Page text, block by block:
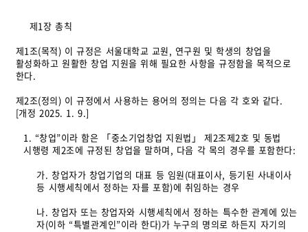
제1장 총칙
제1조(목적) 이 규정은 서울대학교 교원, 연구원 및 학생의 창업을
활성화하고 원활한 창업 지원을 위해 필요한 사항을 규정함을 목적으로
한다.
제2조(정의) 이 규정에서 사용하는 용어의 정의는 다음 각 호와 같다.
[개정 2025. 1. 9.]
1. “창업”이라 함은 「중소기업창업 지원법」 제2조제2호 및 동법
시행령 제2조에 규정된 창업을 말하며, 다음 각 목의 경우를 포함한다:
가. 창업자가 창업기업의 대표 등 임원(대표이사, 등기된 사내이사
등 시행세칙에서 정하는 자를 포함)에 취임하는 경우
나. 창업자 또는 창업자와 시행세칙에서 정하는 특수한 관계에 있는
자(이하 “특별관계인”이라 한다)가 누구의 명의로 하든지 자기의